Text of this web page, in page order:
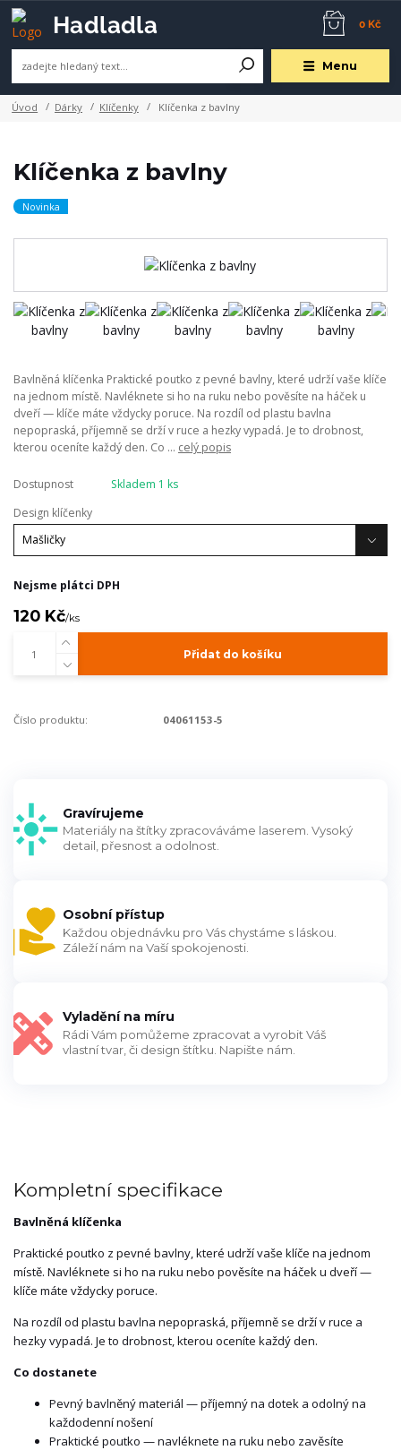
Menu
0 Kč
Úvod Dárky Klíčenky Klíčenka z bavlny
Klíčenka z bavlny
Novinka
Bavlněná klíčenka Praktické poutko z pevné bavlny, které udrží vaše klíče
na jednom místě. Navléknete si ho na ruku nebo pověsíte na háček u
dveří — klíče máte vždycky poruce. Na rozdíl od plastu bavlna
nepopraská, příjemně se drží v ruce a hezky vypadá. Je to drobnost,
kterou oceníte každý den. Co ... celý popis
Dostupnost
Skladem 1 ks
Design klíčenky
Nejsme plátci DPH
120 Kč/ks
Přidat do košíku
Číslo produktu: 04061153-5
Gravírujeme
Materiály na štítky zpracováváme laserem. Vysoký
detail, přesnost a odolnost.
Osobní přístup
Každou objednávku pro Vás chystáme s láskou.
Záleží nám na Vaší spokojenosti.
Vyladění na míru
Rádi Vám pomůžeme zpracovat a vyrobit Váš
vlastní tvar, či design štítku. Napište nám.
Kompletní specifikace
Bavlněná klíčenka
Praktické poutko z pevné bavlny, které udrží vaše klíče na jednom
místě. Navléknete si ho na ruku nebo pověsíte na háček u dveří —
klíče máte vždycky poruce.
Na rozdíl od plastu bavlna nepopraská, příjemně se drží v ruce a
hezky vypadá. Je to drobnost, kterou oceníte každý den.
Co dostanete
Pevný bavlněný materiál — příjemný na dotek a odolný na
každodenní nošení
Praktické poutko — navléknete na ruku nebo zavěsíte